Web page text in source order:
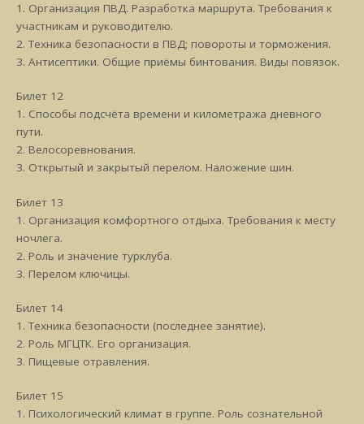
1. Организация ПВД. Разработка маршрута. Требования к
участникам и руководителю.
2. Техника безопасности в ПВД; повороты и торможения.
3. Антисептики. Общие приёмы бинтования. Виды повязок.
Билет 12
1. Способы подсчёта времени и километража дневного
пути.
2. Велосоревнования.
3. Открытый и закрытый перелом. Наложение шин.
Билет 13
1. Организация комфортного отдыха. Требования к месту
ночлега.
2. Роль и значение турклуба.
3. Перелом ключицы.
Билет 14
1. Техника безопасности (последнее занятие).
2. Роль МГЦТК. Его организация.
3. Пищевые отравления.
Билет 15
1. Психологический климат в группе. Роль сознательной